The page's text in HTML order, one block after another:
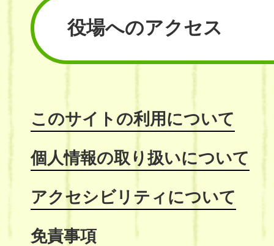
役場へのアクセス
このサイトの利用について
個人情報の取り扱いについて
アクセシビリティについて
免責事項